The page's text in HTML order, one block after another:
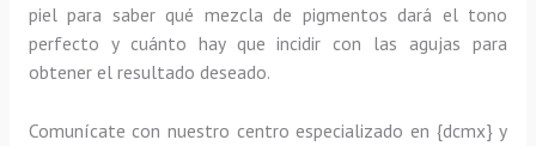
piel para saber qué mezcla de pigmentos dará el tono
perfecto y cuánto hay que incidir con las agujas para
obtener el resultado deseado.
Comunícate con nuestro centro especializado en {dcmx} y